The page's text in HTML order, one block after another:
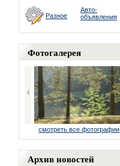
Разное
Авто-
объявления
Фотогалерея
смотреть все фотографии
Архив новостей